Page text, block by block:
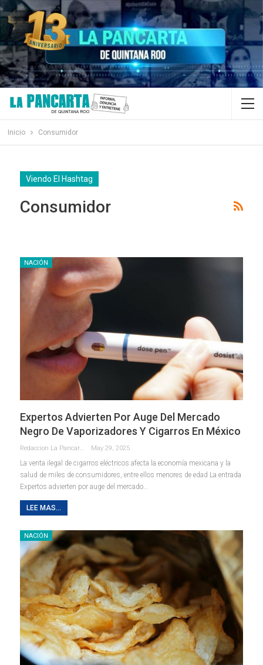
Inicio Consumidor
Viendo El Hashtag
Consumidor
NACIÓN
Expertos Advierten Por Auge Del Mercado
Negro De Vaporizadores Y Cigarros En México
Redaccion La Pancarta De Quintana Roo May 29, 2025
La venta ilegal de cigarros eléctricos afecta la economía mexicana y la
salud de miles de consumidores, entre ellos menores de edad La entrada
Expertos advierten por auge del mercado…
LEE MAS...
NACIÓN